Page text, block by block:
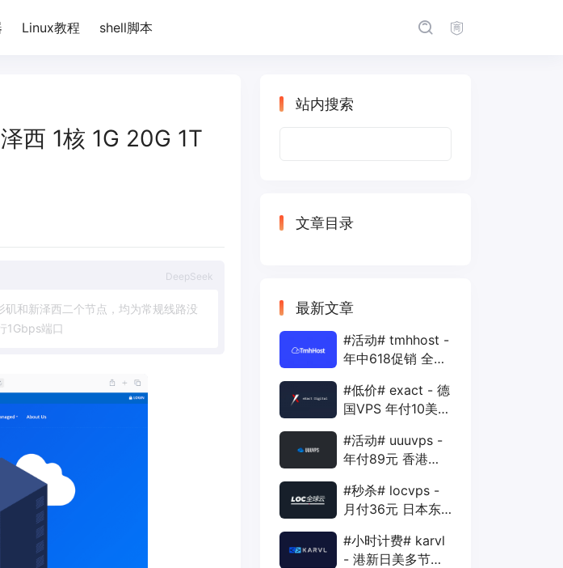
Linux教程 shell脚本
西 1核 1G 20G 1T
DeepSeek
矶和新泽西二个节点 ， 均为常规线路没
1Gbps端口
站内搜索
文章目录
最新文章
#活动# tmhhost -
年中618促销 全场
年付VPS
#低价# exact - 德
国VPS 年付10美元
1Gbps
#活动# uuuvps -
年付89元 香港
400G 30M
#秒杀# locvps -
月付36元 日本东
40G 1T 450Mbps
#小时计费# karvl
- 港新日美多节点